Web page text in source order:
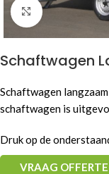
Click to
Schaftwagen
Schaftwagen
schaftwagen is
Druk op de
VRAAG